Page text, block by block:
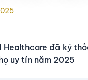
Healthcare đã ký
uy tín năm 2025